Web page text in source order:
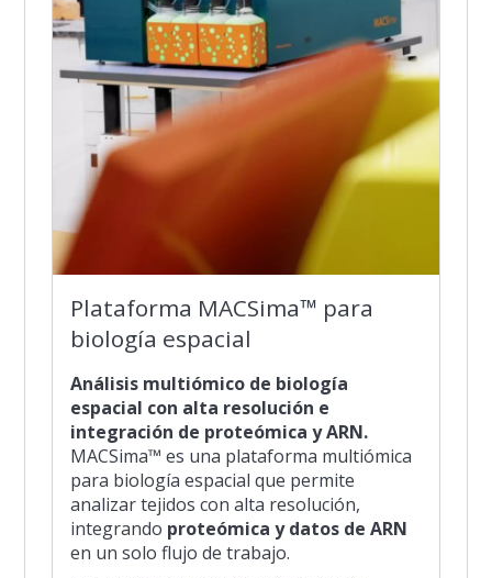
Plataforma MACSima™ para
biología espacial
Análisis multiómico de biología
espacial con alta resolución e
integración de proteómica y ARN.
MACSima™ es una plataforma multiómica
para biología espacial que permite
analizar tejidos con alta resolución,
integrando proteómica y datos de ARN
en un solo flujo de trabajo.